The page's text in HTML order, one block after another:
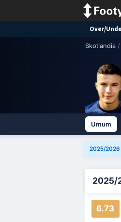
Over/
Skotlandia /
Umum
2025/2026
2025/
6.73